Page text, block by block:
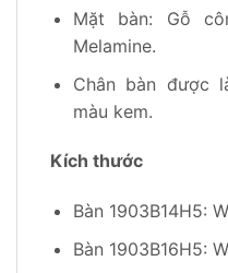
Mặt bàn: Gỗ
Melamine.
Chân bàn được
màu kem.
Kích thước
Bàn 1903B14H5:
Bàn 1903B16H5: